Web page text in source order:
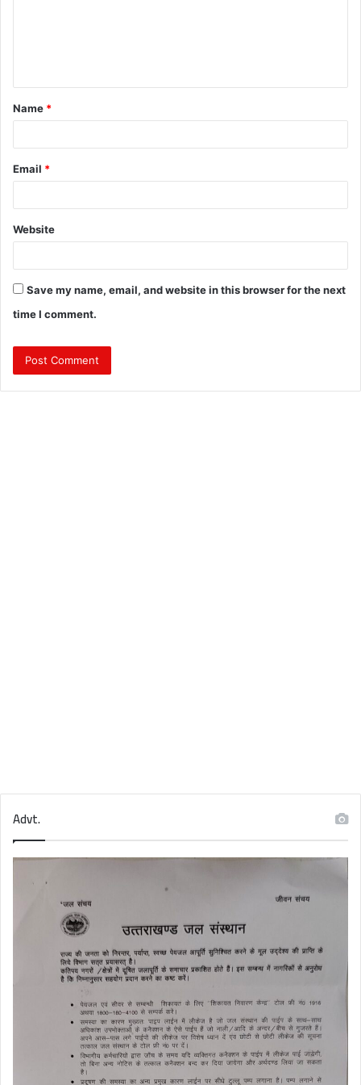
t
*
Name *
Email *
Website
Save my name, email, and website in this browser for the next
time I comment.
Advt.